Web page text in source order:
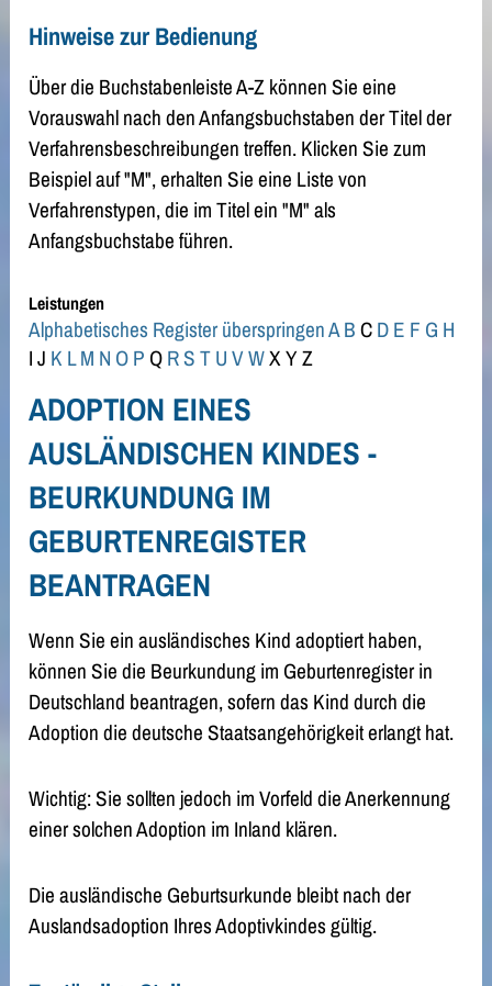
Hinweise zur Bedienung
Über die Buchstabenleiste A-Z können Sie eine
Vorauswahl nach den Anfangsbuchstaben der Titel der
Verfahrensbeschreibungen treffen. Klicken Sie zum
Beispiel auf "M", erhalten Sie eine Liste von
Verfahrenstypen, die im Titel ein "M" als
Anfangsbuchstabe führen.
Leistungen
Alphabetisches Register überspringenABCDE F G H
IJ K LM N OP QRSTUVWXYZ
ADOPTION EINES
AUSLÄNDISCHEN KINDES -
BEURKUNDUNG IM
GEBURTENREGISTER
BEANTRAGEN
Wenn Sie ein ausländisches Kind adoptiert haben,
können Sie die Beurkundung im Geburtenregister in
Deutschland beantragen, sofern das Kind durch die
Adoption die deutsche Staatsangehörigkeit erlangt hat.
Wichtig: Sie sollten jedoch im Vorfeld die Anerkennung
einer solchen Adoption im Inland klären.
Die ausländische Geburtsurkunde bleibt nach der
Auslandsadoption Ihres Adoptivkindes gültig.